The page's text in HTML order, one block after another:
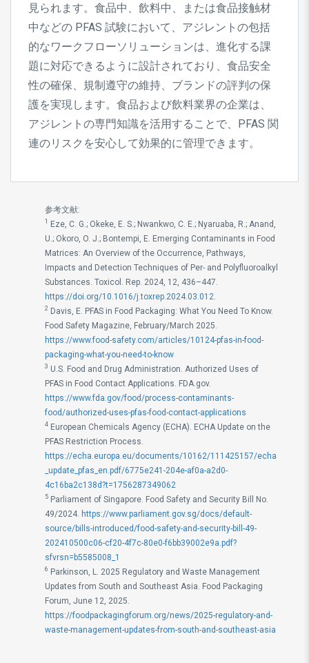
見られます。食品中、飲料中、または食品接触材
中などの PFAS 試験において、アジレントの包括
的なワークフローソリューションは、進化する課
題に対応できるように設計されており、食品安全
性の確保、規制遵守の維持、ブランドの評判の保
護を実現します。食品および飲料業界の企業は、
アジレントの専門知識を活用することで、PFAS 関
連のリスクを安心して効果的に管理できます。
参考文献:
1
Eze, C. G.; Okeke, E. S.; Nwankwo, C. E.; Nyaruaba, R.; Anand,
U.; Okoro, O. J.; Bontempi, E. Emerging Contaminants in Food
Matrices: An Overview of the Occurrence, Pathways,
Impacts and Detection Techniques of Per- and Polyfluoroalkyl
Substances. Toxicol. Rep. 2024, 12, 436–447.
https://doi.org/10.1016/j.toxrep.2024.03.012.
2 Davis, E. PFAS in Food Packaging: What You Need To Know.
Food Safety Magazine, February/March 2025.
https://www.food-safety.com/articles/10124-pfas-in-food-
packaging-what-you-need-to-know
3 U.S. Food and Drug Administration. Authorized Uses of
PFAS in Food Contact Applications. FDA.gov.
https://www.fda.gov/food/process-contaminants-
food/authorized-uses-pfas-food-contact-applications
4 European Chemicals Agency (ECHA). ECHA Update on the
PFAS Restriction Process.
https://echa.europa.eu/documents/10162/111425157/echa
_update_pfas_en.pdf/6775e241-204e-af0a-a2d0-
4c16ba2c138d?t=1756287349062
5 Parliament of Singapore. Food Safety and Security Bill No.
49/2024. https://www.parliament.gov.sg/docs/default-
source/bills-introduced/food-safety-and-security-bill-49-
202410500c06-cf20-4f7c-80e0-f6bb39002e9a.pdf?
sfvrsn=b5585008_1
6 Parkinson, L. 2025 Regulatory and Waste Management
Updates from South and Southeast Asia. Food Packaging
Forum, June 12, 2025.
https://foodpackagingforum.org/news/2025-regulatory-and-
waste-management-updates-from-south-and-southeast-asia